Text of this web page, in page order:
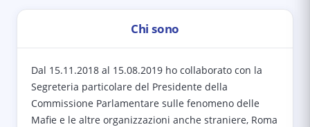
Chi sono
Dal 15.11.2018 al 15.08.2019 ho collaborato con la
Segreteria particolare del Presidente della
Commissione Parlamentare sulle fenomeno delle
Mafie e le altre organizzazioni anche straniere, Roma